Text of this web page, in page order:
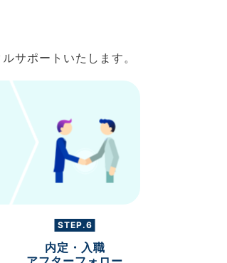
サポートいたします。
STEP.6
内定・入職